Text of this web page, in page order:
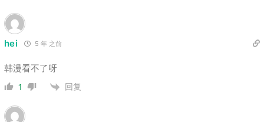
hei 5 年 之前
韩漫看不了呀
1 回复